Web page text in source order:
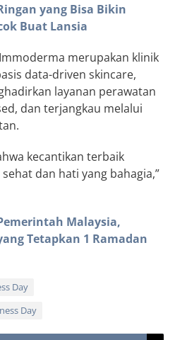
yang Bisa Bikin
Buat Lansia
merupakan klinik
data-driven skincare,
layanan perawatan
dan terjangkau melalui
kecantikan terbaik
dan hati yang bahagia,”
Malaysia,
Tetapkan 1 Ramadan
Day
Day